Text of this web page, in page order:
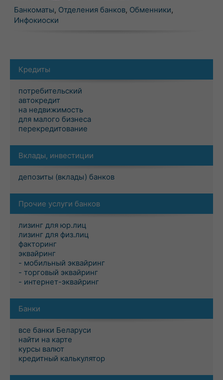
Банкоматы, Отделения банков, Обменники,
Инфокиоски
Кредиты
потребительский
автокредит
на недвижимость
для малого бизнеса
перекредитование
Вклады, инвестиции
депозиты (вклады) банков
Прочие услуги банков
лизинг для юр.лиц
лизинг для физ.лиц
факторинг
эквайринг
- мобильный эквайринг
- торговый эквайринг
- интернет-эквайринг
Банки
все банки Беларуси
найти на карте
курсы валют
кредитный калькулятор